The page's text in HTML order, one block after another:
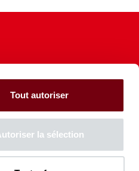
Tout autoriser
la sélection